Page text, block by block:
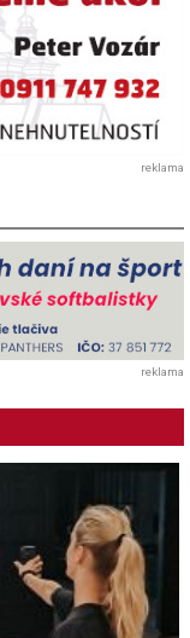
reklama
reklama